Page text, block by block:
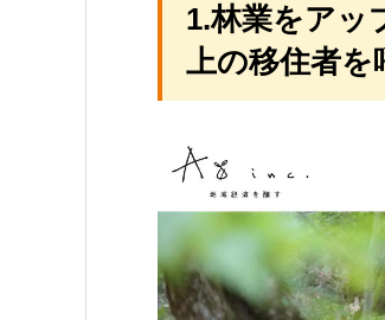
1.林業をアッ
上の移住者を